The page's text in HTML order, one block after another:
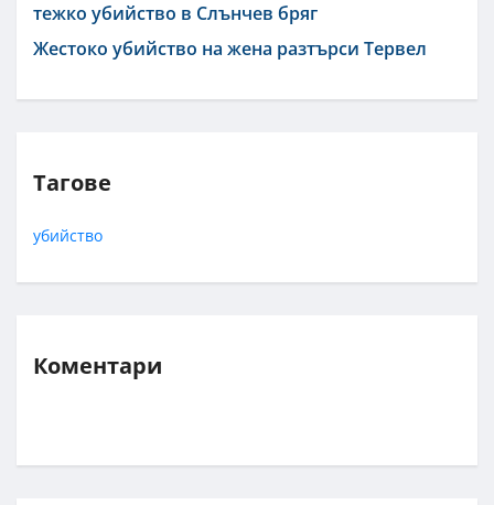
тежко убийство в Слънчев бряг
Жестоко убийство на жена разтърси Тервел
Тагове
убийство
Коментари